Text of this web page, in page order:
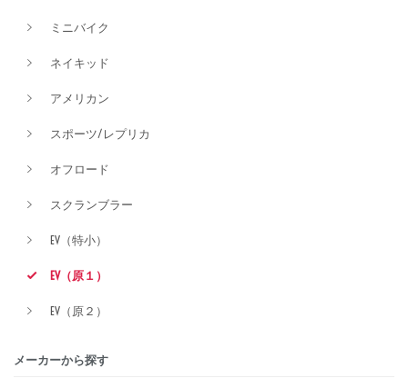
ミニバイク
ネイキッド
アメリカン
スポーツ/レプリカ
オフロード
スクランブラー
EV（特小）
EV（原１）
EV（原２）
メーカーから探す